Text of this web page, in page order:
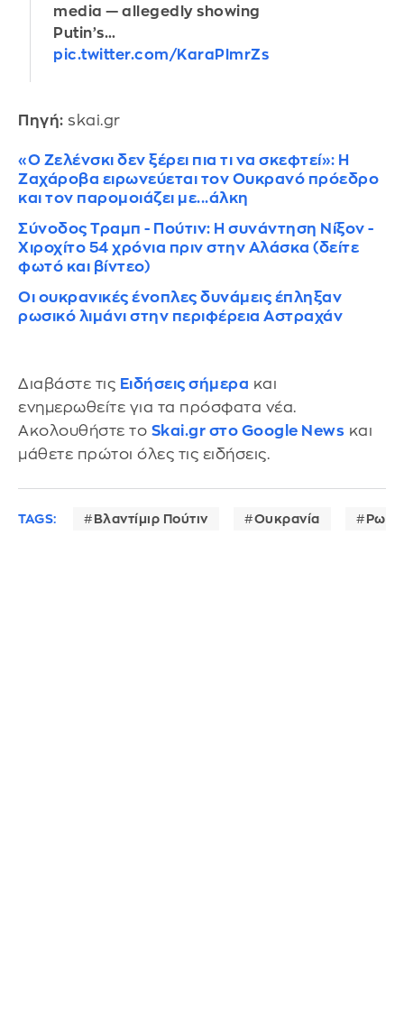
media — allegedly showing
Putin’s…
pic.twitter.com/KaraPlmrZs
Πηγή: skai.gr
«Ο Ζελένσκι δεν ξέρει πια τι να σκεφτεί»: Η
Ζαχάροβα ειρωνεύεται τον Ουκρανό πρόεδρο
και τον παρομοιάζει με...άλκη
Σύνοδος Τραμπ - Πούτιν: Η συνάντηση Νίξον -
Χιροχίτο 54 χρόνια πριν στην Αλάσκα (δείτε
φωτό και βίντεο)
Οι ουκρανικές ένοπλες δυνάμεις έπληξαν
ρωσικό λιμάνι στην περιφέρεια Αστραχάν
Διαβάστε τις Ειδήσεις σήμερα και
ενημερωθείτε για τα πρόσφατα νέα.
Ακολουθήστε το Skai.gr στο Google News και
μάθετε πρώτοι όλες τις ειδήσεις.
TAGS: Βλαντίμιρ Πούτιν Ουκρανία